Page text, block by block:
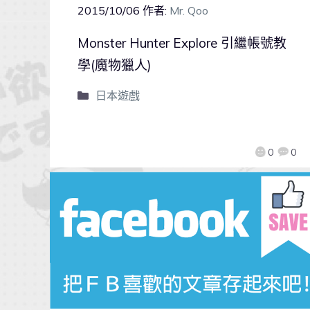
2015/10/06 作者: Mr. Qoo
0 0
Monster Hunter Explore 引繼帳號教
學(魔物獵人)
日本遊戲